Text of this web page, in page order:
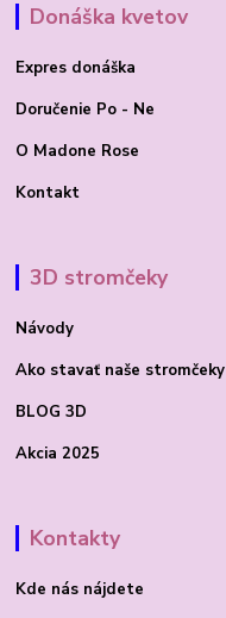
Donáška kvetov
Expres donáška
Doručenie Po - Ne
O Madone Rose
Kontakt
3D stromčeky
Návody
Ako stavať naše stromčeky
BLOG 3D
Akcia 2025
Kontakty
Kde nás nájdete